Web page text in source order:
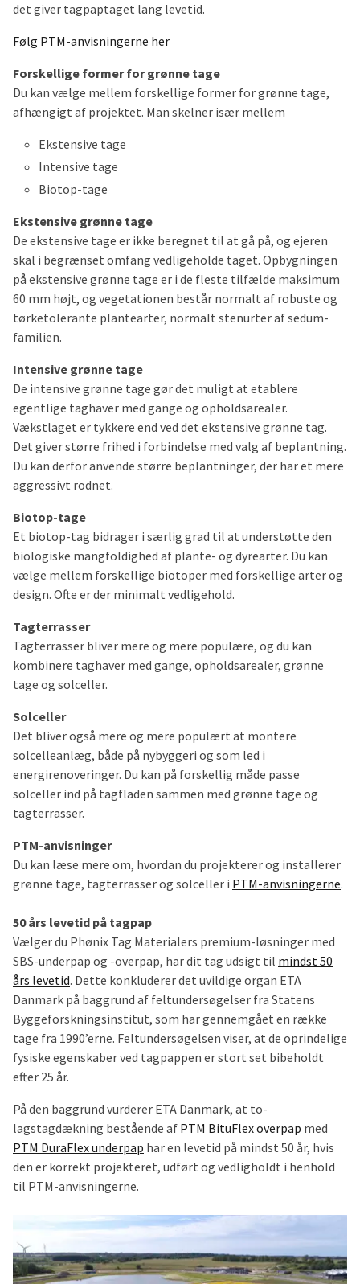
det giver tagpaptaget lang levetid.
Følg PTM-anvisningerne her
Forskellige former for grønne tage
Du kan vælge mellem forskellige former for grønne tage,
afhængigt af projektet. Man skelner især mellem
Ekstensive tage
Intensive tage
Biotop-tage
Ekstensive grønne tage
De ekstensive tage er ikke beregnet til at gå på, og ejeren
skal i begrænset omfang vedligeholde taget. Opbygningen
på ekstensive grønne tage er i de fleste tilfælde maksimum
60 mm højt, og vegetationen består normalt af robuste og
tørketolerante plantearter, normalt stenurter af sedum-
familien.
Intensive grønne tage
De intensive grønne tage gør det muligt at etablere
egentlige taghaver med gange og opholdsarealer.
Vækstlaget er tykkere end ved det ekstensive grønne tag.
Det giver større frihed i forbindelse med valg af beplantning.
Du kan derfor anvende større beplantninger, der har et mere
aggressivt rodnet.
Biotop-tage
Et biotop-tag bidrager i særlig grad til at understøtte den
biologiske mangfoldighed af plante- og dyrearter. Du kan
vælge mellem forskellige biotoper med forskellige arter og
design. Ofte er der minimalt vedligehold.
Tagterrasser
Tagterrasser bliver mere og mere populære, og du kan
kombinere taghaver med gange, opholdsarealer, grønne
tage og solceller.
Solceller
Det bliver også mere og mere populært at montere
solcelleanlæg, både på nybyggeri og som led i
energirenoveringer. Du kan på forskellig måde passe
solceller ind på tagfladen sammen med grønne tage og
tagterrasser.
PTM-anvisninger
Du kan læse mere om, hvordan du projekterer og installerer
grønne tage, tagterrasser og solceller i PTM-anvisningerne.
50 års levetid på tagpap
Vælger du Phønix Tag Materialers premium-løsninger med
SBS-underpap og -overpap, har dit tag udsigt til mindst 50
års levetid. Dette konkluderer det uvildige organ ETA
Danmark på baggrund af feltundersøgelser fra Statens
Byggeforskningsinstitut, som har gennemgået en række
tage fra 1990’erne. Feltundersøgelsen viser, at de oprindelige
fysiske egenskaber ved tagpappen er stort set bibeholdt
efter 25 år.
På den baggrund vurderer ETA Danmark, at to-
lagstagdækning bestående af PTM BituFlex overpap med
PTM DuraFlex underpap har en levetid på mindst 50 år, hvis
den er korrekt projekteret, udført og vedligholdt i henhold
til PTM-anvisningerne.